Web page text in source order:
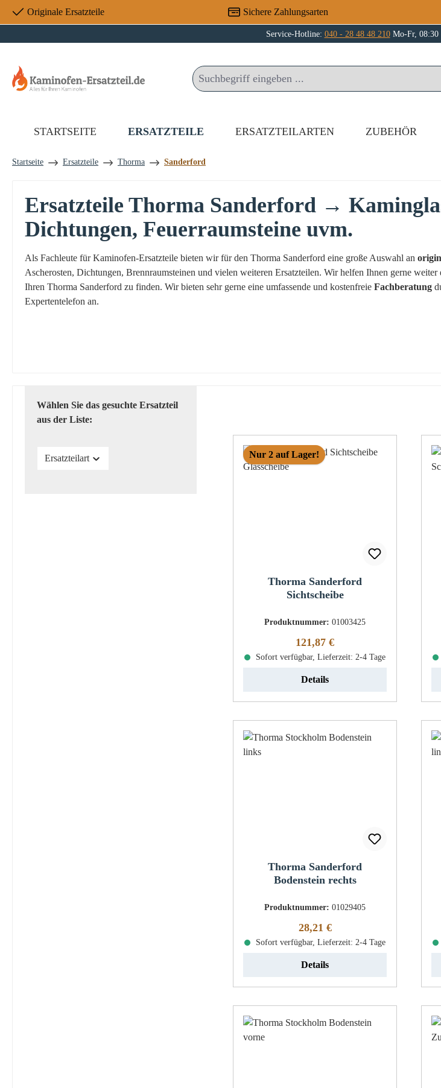
Hauptinhalt springen
Zur Suche springen
Zur Hauptnavigation springen
Originale Ersatzteile Sichere Zahlungsarten
Service-Hotline: 040 - 28 48 48 210Mo-Fr, 08:30
STARTSEITE ERSATZTEILE ERSATZTEILARTEN ZUBEHÖR
Startseite Ersatzteile Thorma Sanderford
Ersatzteile Thorma Sanderford →
Dichtungen, Feuerraumsteine uvm.
Als Fachleute für Kaminofen-Ersatzteile bieten wir für den Thorma Sanderford eine große Auswahl an
Ascherosten, Dichtungen, Brennraumsteinen und vielen weiteren Ersatzteilen. Wir helfen Ihnen gerne
Ihren Thorma Sanderford zu finden. Wir bieten sehr gerne eine umfassende und kostenfreie Fachberatung
Expertentelefon an.
Wählen Sie das gesuchte Ersatzteil
aus der Liste:
Ersatzteilart Nur 2 auf Lager!
Thorma Sanderford
Sichtscheibe
Produktnummer:01003425
Regulärer Preis:
121,87 €
Sofort verfügbar, Lieferzeit: 2-4 Tage
Details
Thorma Sanderford
Bodenstein rechts
Produktnummer:01029405
Regulärer Preis:
28,21 €
Sofort verfügbar, Lieferzeit: 2-4 Tage
Details